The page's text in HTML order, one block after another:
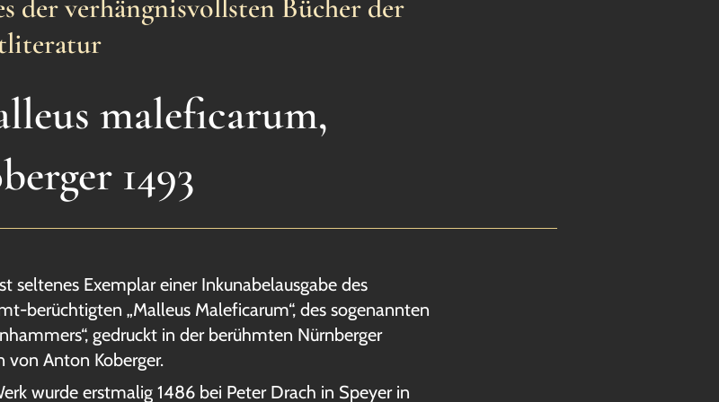
der verhängnisvollsten Bücher der
maleficarum,
1493
seltenes Exemplar einer Inkunabelausgabe des
berüchtigten „Malleus Maleficarum“, des sogenannten
gedruckt in der berühmten Nürnberger
von Anton Koberger.
wurde erstmalig 1486 bei Peter Drach in Speyer in